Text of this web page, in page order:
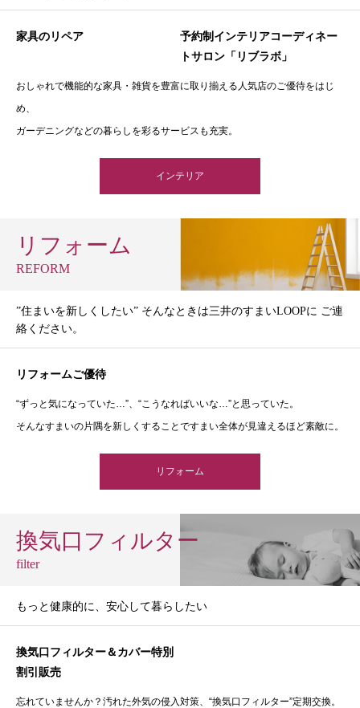
家具のリペア
予約制インテリアコーディネー
トサロン「リブラボ」
おしゃれで機能的な家具・雑貨を豊富に取り揃える人気店のご優待をはじ
め、
ガーデニングなどの暮らしを彩るサービスも充実。
インテリア
リフォーム
REFORM
”住まいを新しくしたい” そんなときは三井のすまいLOOPに ご連
絡ください。
リフォームご優待
“ずっと気になっていた…”、“こうなればいいな…”と思っていた。
そんなすまいの片隅を新しくすることですまい全体が見違えるほど素敵に。
リフォーム
換気口フィルター
filter
もっと健康的に、安心して暮らしたい
換気口フィルター＆カバー特別
割引販売
忘れていませんか？汚れた外気の侵入対策、“換気口フィルター”定期交換。